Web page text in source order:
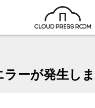
ラーが発生しま